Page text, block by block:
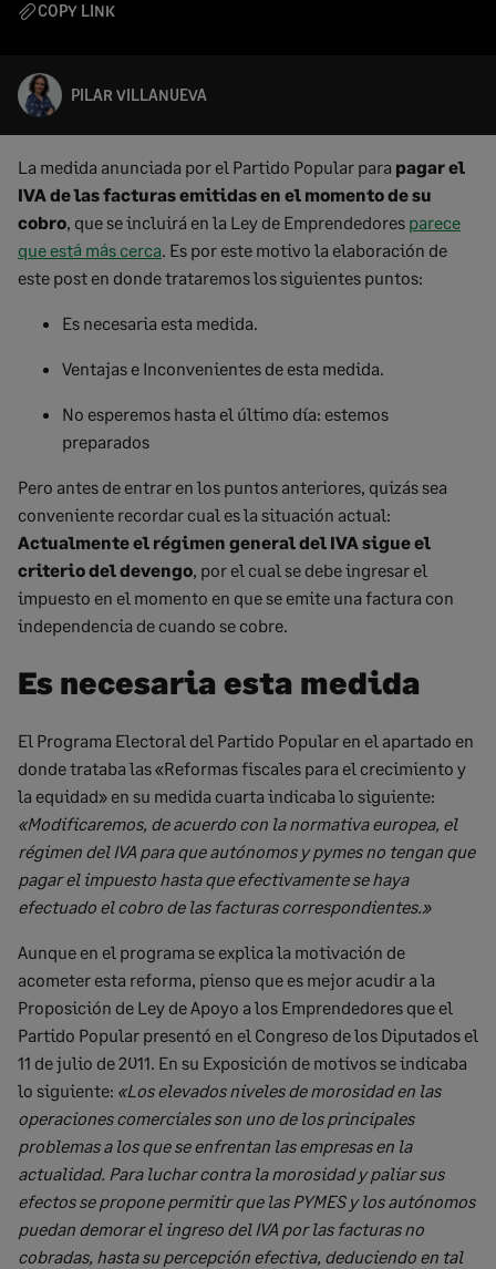
COPY LINK
PILAR VILLANUEVA
La medida anunciada por el Partido Popular para pagar el
IVA de las facturas emitidas en el momento de su
cobro, que se incluirá en la Ley de Emprendedores parece
que está más cerca. Es por este motivo la elaboración de
este post en donde trataremos los siguientes puntos:
Es necesaria esta medida.
Ventajas e Inconvenientes de esta medida.
No esperemos hasta el último día: estemos
preparados
Pero antes de entrar en los puntos anteriores, quizás sea
conveniente recordar cual es la situación actual:
Actualmente el régimen general del IVA sigue el
criterio del devengo, por el cual se debe ingresar el
impuesto en el momento en que se emite una factura con
independencia de cuando se cobre.
Es necesaria esta medida
El Programa Electoral del Partido Popular en el apartado en
donde trataba las «Reformas fiscales para el crecimiento y
la equidad» en su medida cuarta indicaba lo siguiente:
«Modificaremos, de acuerdo con la normativa europea, el
régimen del IVA para que autónomos y pymes no tengan que
pagar el impuesto hasta que efectivamente se haya
efectuado el cobro de las facturas correspondientes.»
Aunque en el programa se explica la motivación de
acometer esta reforma, pienso que es mejor acudir a la
Proposición de Ley de Apoyo a los Emprendedores que el
Partido Popular presentó en el Congreso de los Diputados el
11 de julio de 2011. En su Exposición de motivos se indicaba
lo siguiente: «Los elevados niveles de morosidad en las
operaciones comerciales son uno de los principales
problemas a los que se enfrentan las empresas en la
actualidad. Para luchar contra la morosidad y paliar sus
efectos se propone permitir que las PYMES y los autónomos
puedan demorar el ingreso del IVA por las facturas no
cobradas, hasta su percepción efectiva, deduciendo en tal